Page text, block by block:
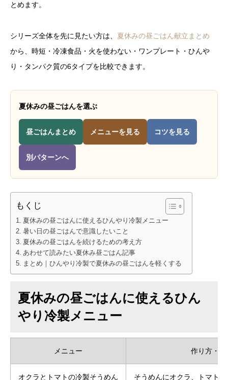
とめます。
シリーズ全体を先に見たい方は、 夏休みの昼ごはん献立まとめ
から、時短・冷凍食品・火を使わない・ワンプレート・ひんや
り・タンパク質の6タイプを比較できます。
夏休みの昼ごはんを選ぶ
昼ごはんまとめ メニューを見る コツを見る
別パターンへ
もくじ
夏休みの昼ごはんに使えるひんやり冷製メニュー
暑い日の昼ごはんで意識したいこと
夏休みの昼ごはんを続けるための考え方
あわせて読みたい夏休み昼ごはん記事
まとめ｜ひんやり冷製で夏休みの昼ごはんを軽くする
夏休みの昼ごはんに使えるひん
やり冷製メニュー
メニュー 作り方・
オクラとトマトの冷製そうめん そうめんにオクラ、トマト